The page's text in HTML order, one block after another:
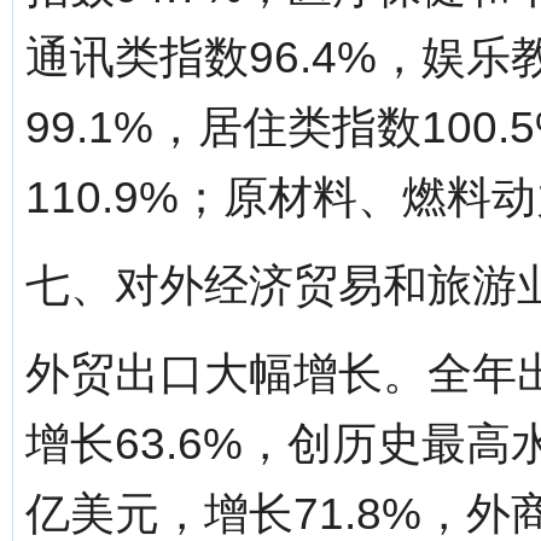
通讯类指数96.4%，娱乐
99.1%，居住类指数
110.9%；原材料、燃料
七、对外经济贸易和旅游
外贸出口大幅增长。全年
增长63.6%，创历史最高
亿美元，增长71.8%，外